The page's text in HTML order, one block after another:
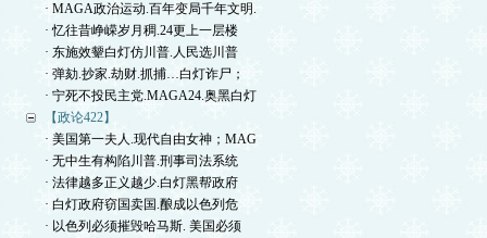
· MAGA政治运动.百年变局千年文明.
· 忆往昔峥嵘岁月稠.24更上一层楼
· 东施效颦白灯仿川普.人民选川普
· 弹劾.抄家.劫财.抓捕…白灯诈尸；
· 宁死不投民主党.MAGA24.奥黑白灯
【政论422】
· 美国第一夫人.现代自由女神；MAG
· 无中生有构陷川普.刑事司法系统
· 法律越多正义越少.白灯黑帮政府
· 白灯政府窃国卖国.酿成以色列危
· 以色列必须摧毁哈马斯. 美国必须